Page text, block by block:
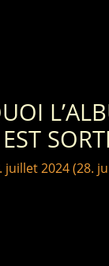
juillet 2024(28.